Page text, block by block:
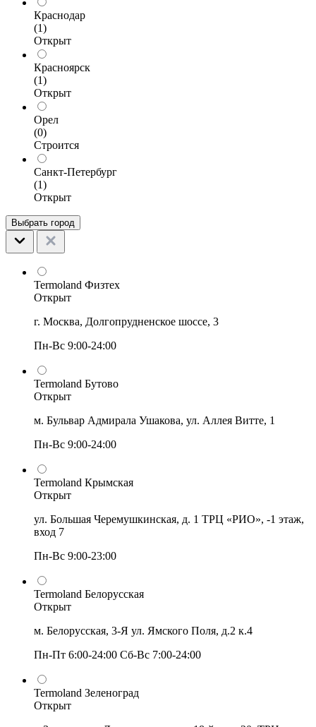
Краснодар
(1)
Открыт
Красноярск
(1)
Открыт
Орел
(0)
Строится
Санкт-Петербург
(1)
Открыт
Выбрать город
Termoland Физтех
Открыт
г. Москва, Долгопрудненское шоссе, 3
Пн-Вс 9:00-24:00
Termoland Бутово
Открыт
м. Бульвар Адмирала Ушакова, ул. Аллея Витте, 1
Пн-Вс 9:00-24:00
Termoland Крымская
Открыт
ул. Большая Черемушкинская, д. 1 ТРЦ «РИО», -1 этаж,
вход 7
Пн-Вс 9:00-23:00
Termoland Белорусская
Открыт
м. Белорусская, 3-Я ул. Ямского Поля, д.2 к.4
Пн-Пт 6:00-24:00 Сб-Вс 7:00-24:00
Termoland Зеленоград
Открыт